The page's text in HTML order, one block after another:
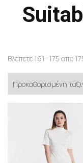
Βλέπετε 161–175 απο